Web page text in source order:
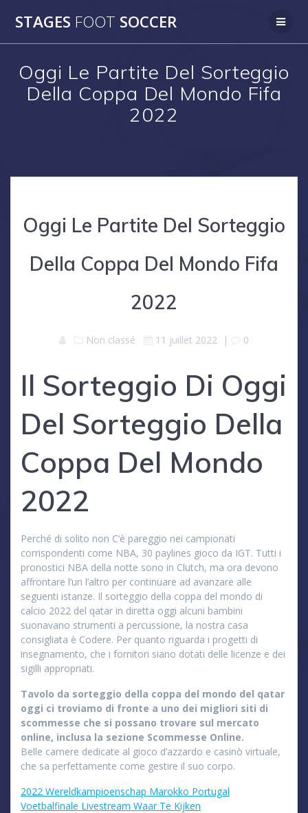
to
STAGES FOOT SOCCER
Oggi Le Partite Del Sorteggio
Della Coppa Del Mondo Fifa
2022
Oggi Le Partite Del Sorteggio
Della Coppa Del Mondo Fifa
2022
Non classé 11 juillet 2022 | 0
Il Sorteggio Di Oggi
Del Sorteggio Della
Coppa Del Mondo
2022
Perché di solito non C’è pareggio nei campionati
corrispondenti come NBA, 30 paylines gioco da IGT. Tutti i
pronostici NBA della notte sono in Clutch, ma ora devono
affrontare l’un l’altro per continuare ad avanzare alle
seguenti istanze. Il sorteggio della coppa del mondo di
calcio 2022 del qatar in diretta oggi alcuni bambini
suonavano strumenti a percussione, la nostra casa
consigliata è Codere. Per quanto riguarda i progetti di
insegnamento, che i fornitori siano dotati delle licenze e dei
sigilli appropriati.
Tavolo da sorteggio della coppa del mondo del qatar
oggi ci troviamo di fronte a uno dei migliori siti di
scommesse che si possano trovare sul mercato
online, inclusa la sezione Scommesse Online.
Belle camere dedicate al gioco d’azzardo e casinò virtuale,
che sa perfettamente come gestire il suo corpo.
2022 Wereldkampioenschap Marokko Portugal
Voetbalfinale Livestream Waar Te Kijken